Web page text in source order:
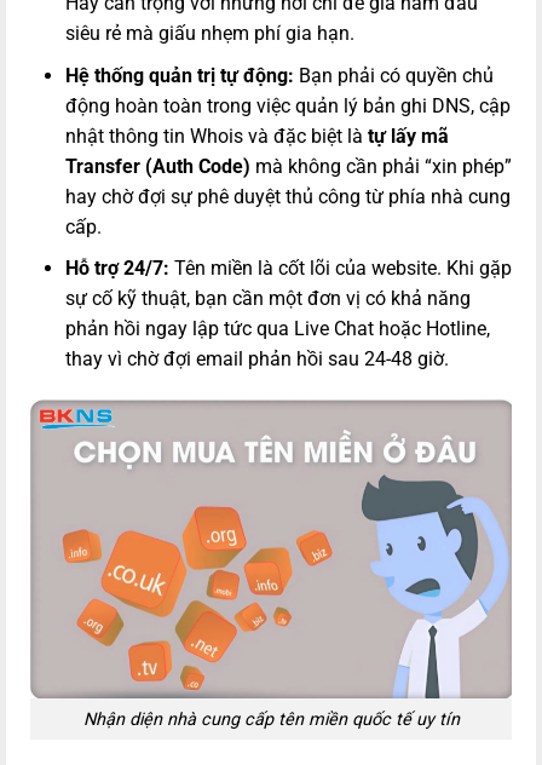
siêu rẻ mà giấu nhẹm phí gia hạn.
Hệ thống quản trị tự động: Bạn phải có quyền chủ
động hoàn toàn trong việc quản lý bản ghi DNS, cập
nhật thông tin Whois và đặc biệt là tự lấy mã
Transfer (Auth Code) mà không cần phải “xin phép”
hay chờ đợi sự phê duyệt thủ công từ phía nhà cung
cấp.
Hỗ trợ 24/7: Tên miền là cốt lõi của website. Khi gặp
sự cố kỹ thuật, bạn cần một đơn vị có khả năng
phản hồi ngay lập tức qua Live Chat hoặc Hotline,
thay vì chờ đợi email phản hồi sau 24-48 giờ.
Nhận diện nhà cung cấp tên miền quốc tế uy tín